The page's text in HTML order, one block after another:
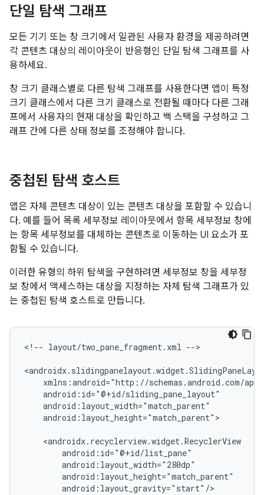
단일 탐색 그래프
모든 기기 또는 창 크기에서 일관된 사용자 환경을 제공하려면
각 콘텐츠 대상의 레이아웃이 반응형인 단일 탐색 그래프를 사
용하세요.
창 크기 클래스별로 다른 탐색 그래프를 사용한다면 앱이 특정
크기 클래스에서 다른 크기 클래스로 전환될 때마다 다른 그래
프에서 사용자의 현재 대상을 확인하고 백 스택을 구성하고 그
래프 간에 다른 상태 정보를 조정해야 합니다.
중첩된 탐색 호스트
앱은 자체 콘텐츠 대상이 있는 콘텐츠 대상을 포함할 수 있습니
다. 예를 들어 목록 세부정보 레이아웃에서 항목 세부정보 창에
는 항목 세부정보를 대체하는 콘텐츠로 이동하는 UI 요소가 포
함될 수 있습니다.
이러한 유형의 하위 탐색을 구현하려면 세부정보 창을 세부정
보 창에서 액세스하는 대상을 지정하는 자체 탐색 그래프가 있
는 중첩된 탐색 호스트로 만듭니다.
<!-- layout/two_pane_fragment.xml -->
android:layout_height="match_parent">
android:layout_gravity="start"/>